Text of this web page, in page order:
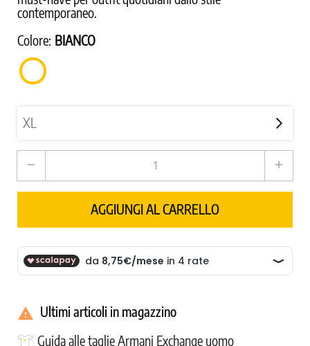
contemporaneo.
Colore: BIANCO
BIANCO
remove add
AGGIUNGI AL CARRELLO
 Ultimi articoli in magazzino
Guida alle taglie Armani Exchange uomo